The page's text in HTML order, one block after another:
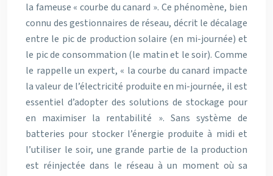
la fameuse « courbe du canard ». Ce phénomène, bien
connu des gestionnaires de réseau, décrit le décalage
entre le pic de production solaire (en mi-journée) et
le pic de consommation (le matin et le soir). Comme
le rappelle un expert, « la courbe du canard impacte
la valeur de l’électricité produite en mi-journée, il est
essentiel d’adopter des solutions de stockage pour
en maximiser la rentabilité ». Sans système de
batteries pour stocker l’énergie produite à midi et
l’utiliser le soir, une grande partie de la production
est réinjectée dans le réseau à un moment où sa